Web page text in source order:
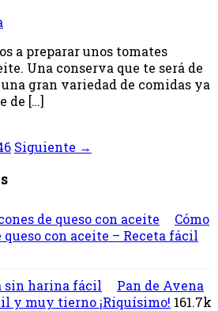
a preparar unos tomates
Una conserva que te será de
gran variedad de comidas ya
de […]
Siguiente →
Cómo
queso con aceite – Receta fácil
Pan de Avena
y muy tierno ¡Riquísimo! 161.7k